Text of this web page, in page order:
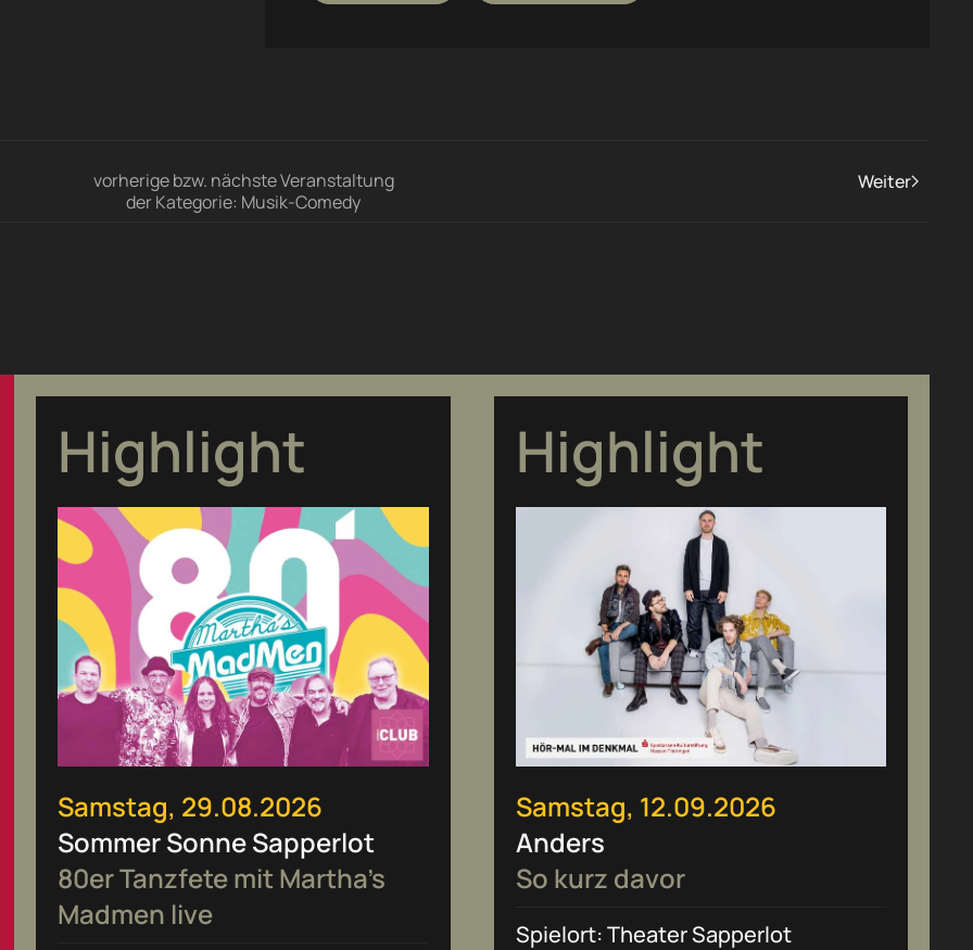
vorherige bzw. nächste Veranstaltung
der Kategorie: Musik-Comedy
Weiter
Highlight
Samstag, 29.08.2026
Sommer Sonne Sapperlot
80er Tanzfete mit Martha’s
Madmen live
Highlight
Samstag, 12.09.2026
Anders
So kurz davor
Spielort: Theater Sapperlot